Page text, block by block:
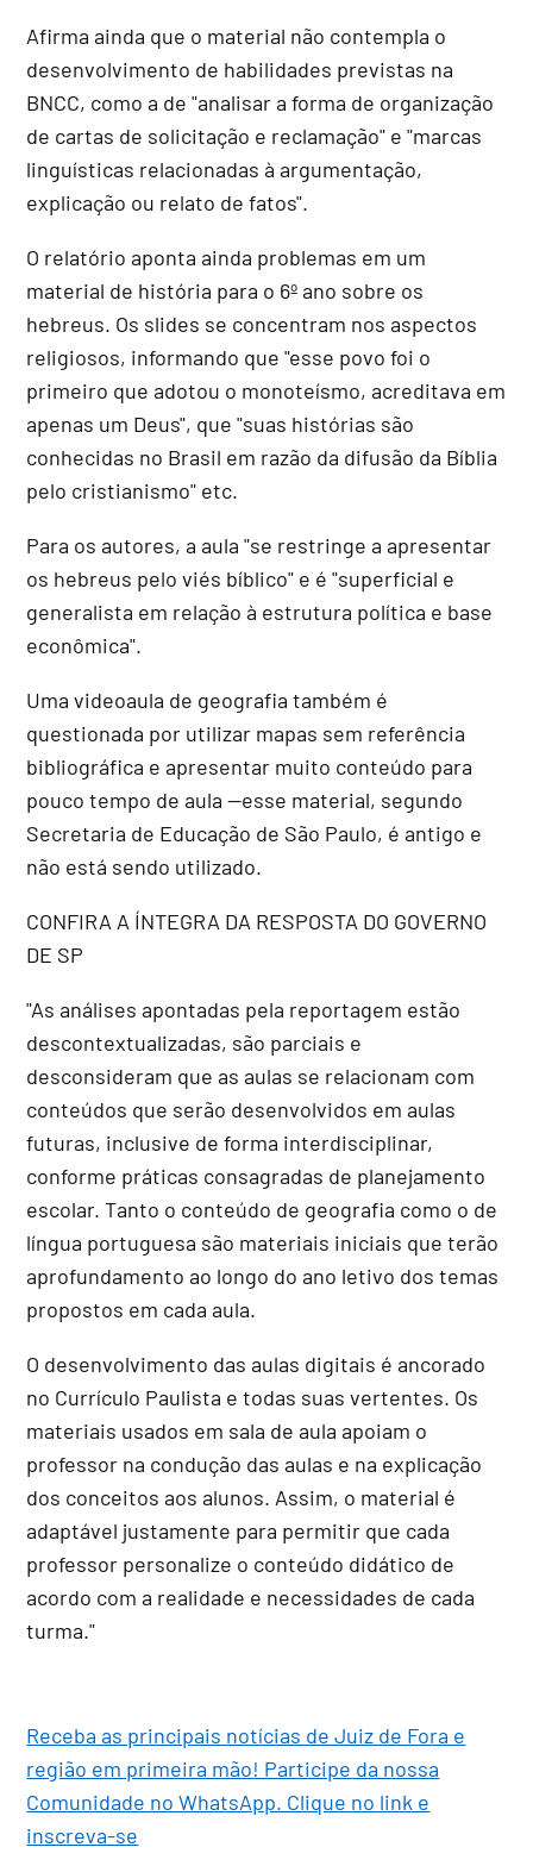
Afirma ainda que o material não contempla o
desenvolvimento de habilidades previstas na
BNCC, como a de "analisar a forma de organização
de cartas de solicitação e reclamação" e "marcas
linguísticas relacionadas à argumentação,
explicação ou relato de fatos".
O relatório aponta ainda problemas em um
material de história para o 6º ano sobre os
hebreus. Os slides se concentram nos aspectos
religiosos, informando que "esse povo foi o
primeiro que adotou o monoteísmo, acreditava em
apenas um Deus", que "suas histórias são
conhecidas no Brasil em razão da difusão da Bíblia
pelo cristianismo" etc.
Para os autores, a aula "se restringe a apresentar
os hebreus pelo viés bíblico" e é "superficial e
generalista em relação à estrutura política e base
econômica".
Uma videoaula de geografia também é
questionada por utilizar mapas sem referência
bibliográfica e apresentar muito conteúdo para
pouco tempo de aula --esse material, segundo
Secretaria de Educação de São Paulo, é antigo e
não está sendo utilizado.
CONFIRA A ÍNTEGRA DA RESPOSTA DO GOVERNO
DE SP
"As análises apontadas pela reportagem estão
descontextualizadas, são parciais e
desconsideram que as aulas se relacionam com
conteúdos que serão desenvolvidos em aulas
futuras, inclusive de forma interdisciplinar,
conforme práticas consagradas de planejamento
escolar. Tanto o conteúdo de geografia como o de
língua portuguesa são materiais iniciais que terão
aprofundamento ao longo do ano letivo dos temas
propostos em cada aula.
O desenvolvimento das aulas digitais é ancorado
no Currículo Paulista e todas suas vertentes. Os
materiais usados em sala de aula apoiam o
professor na condução das aulas e na explicação
dos conceitos aos alunos. Assim, o material é
adaptável justamente para permitir que cada
professor personalize o conteúdo didático de
acordo com a realidade e necessidades de cada
turma."
Receba as principais notícias de Juiz de Fora e
região em primeira mão! Participe da nossa
Comunidade no WhatsApp. Clique no link e
inscreva-se